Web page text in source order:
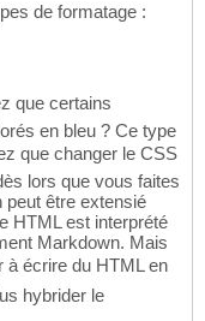
de formatage :
que certains
en bleu ? Ce type
que changer le CSS
lors que vous faites
peut être extensié
HTML est interprété
Markdown. Mais
à écrire du HTML en
hybrider le